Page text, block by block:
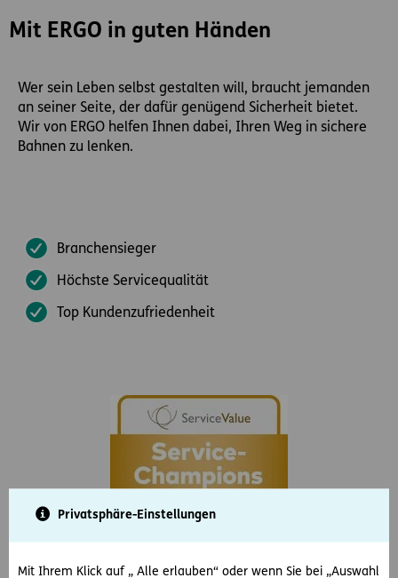
Privatsphäre-Einstellungen
Mit Ihrem Klick auf „ Alle erlauben“ oder wenn Sie bei „Auswahl
Mit ERGO in guten Händen
Wer sein Leben selbst gestalten will, braucht jemanden
an seiner Seite, der dafür genügend Sicherheit bietet.
Wir von ERGO helfen Ihnen dabei, Ihren Weg in sichere
Bahnen zu lenken.
Branchensieger
Höchste Servicequalität
Top Kundenzufriedenheit